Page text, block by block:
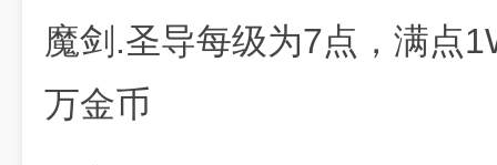
魔剑.圣导每级为7点，满点
万金币